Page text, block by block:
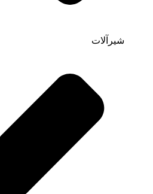
شیرآلات